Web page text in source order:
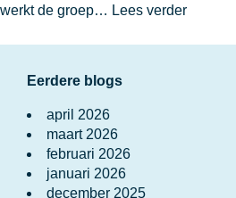
werkt de groep… Lees verderSelectie
SaS
Eerdere blogs
april 2026
maart 2026
februari 2026
januari 2026
december 2025